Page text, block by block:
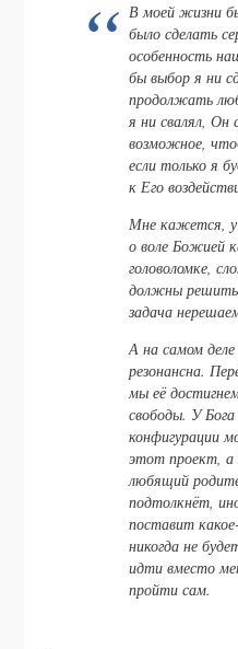
В моей жизни
было сделать
особенность
бы выбор я ни
продолжать
я ни свалял, Он
возможное,
если только я
к Его
Мне кажется, у
о воле Божией
головоломке,
должны
задача
А на самом
резонансна.
мы её
свободы. У
конфигурации
этот проект,
любящий
подтолкнёт,
поставит
никогда не
идти вместо
пройти сам.